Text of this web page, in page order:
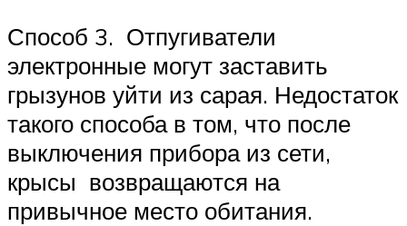
Способ 3. Отпугиватели
электронные могут заставить
грызунов уйти из сарая. Недостаток
такого способа в том, что после
выключения прибора из сети,
крысы возвращаются на
привычное место обитания.